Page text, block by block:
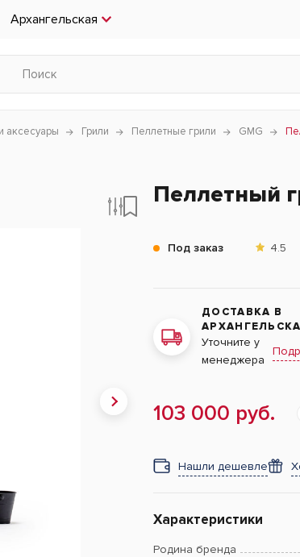
Архангельская
аксесуары Грили Пеллетные грили GMG
Пеллетный
Под заказ 4.5
ДОСТАВКА В
Уточните у
менеджера
103 000 руб.
Нашли дешевле
Характеристики
Родина бренда